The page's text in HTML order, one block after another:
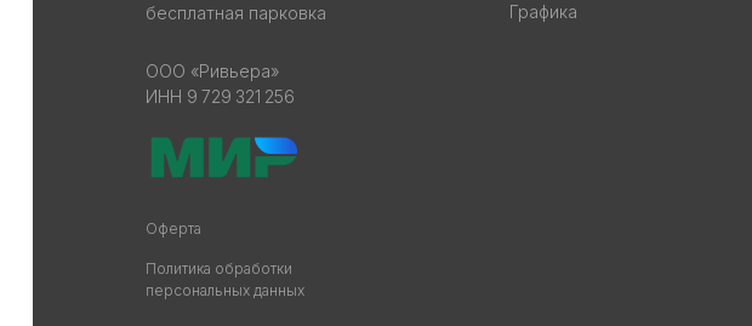
бесплатная парковка
Графика
Политика обработки
персональных данных
Оферта
ООО «Ривьера»
ИНН 9 729 321 256